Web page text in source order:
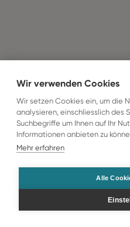
Wir verwenden Cookies
Wir setzen Cookies ein, um die
analysieren, einschliesslich des
Suchbegriffe um Ihnen auf Ihr
Informationen anbieten zu
Mehr erfahren
Alle